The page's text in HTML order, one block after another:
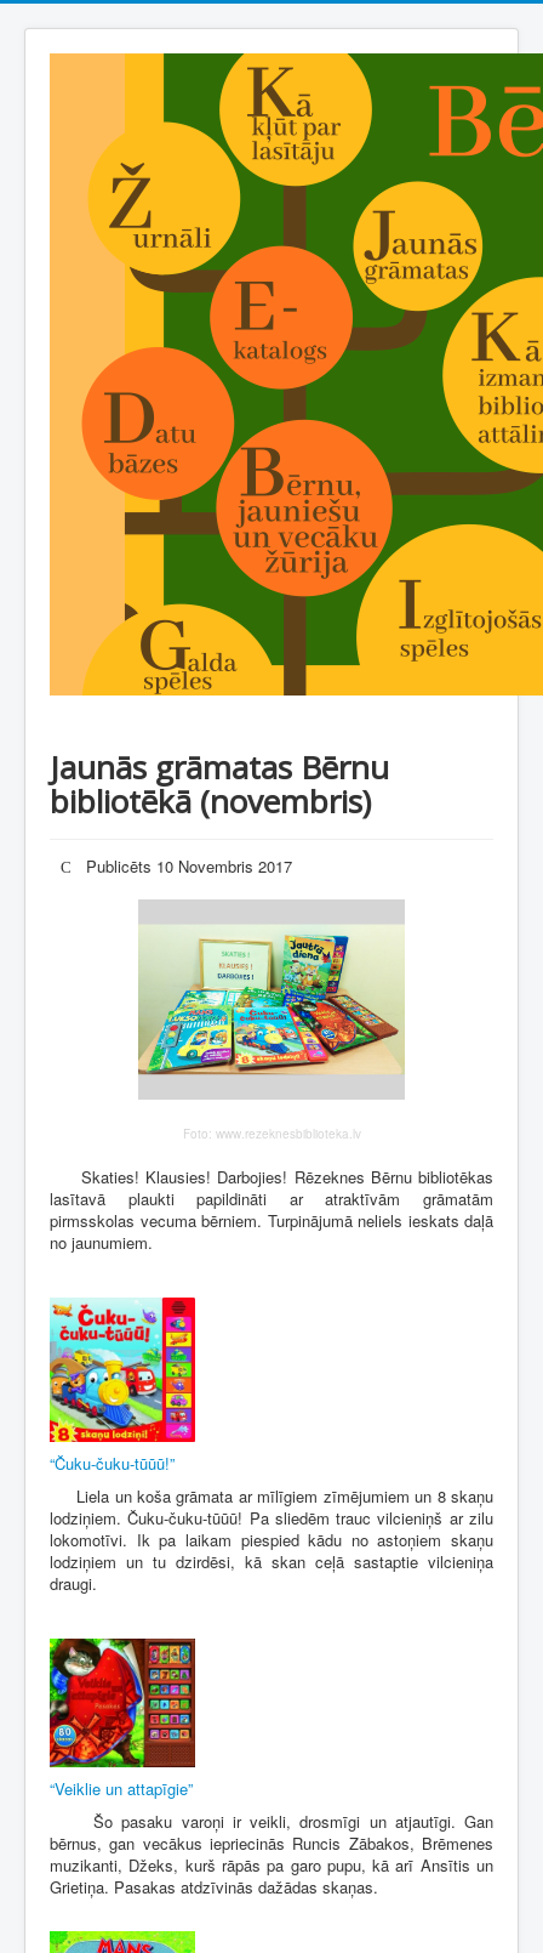
Jaunās grāmatas Bērnu
bibliotēkā (novembris)
Publicēts 10 Novembris 2017
Foto: www.rezeknesbiblioteka.lv
Skaties! Klausies! Darbojies! Rēzeknes Bērnu bibliotēkas
lasītavā plaukti papildināti ar atraktīvām grāmatām
pirmsskolas vecuma bērniem. Turpinājumā neliels ieskats daļā
no jaunumiem.
“Čuku-čuku-tūūū!”
Liela un koša grāmata ar mīlīgiem zīmējumiem un 8 skaņu
lodziņiem. Čuku-čuku-tūūū! Pa sliedēm trauc vilcieniņš ar zilu
lokomotīvi. Ik pa laikam piespied kādu no astoņiem skaņu
lodziņiem un tu dzirdēsi, kā skan ceļā sastaptie vilcieniņa
draugi.
“Veiklie un attapīgie”
Šo pasaku varoņi ir veikli, drosmīgi un atjautīgi. Gan
bērnus, gan vecākus iepriecinās Runcis Zābakos, Brēmenes
muzikanti, Džeks, kurš rāpās pa garo pupu, kā arī Ansītis un
Grietiņa. Pasakas atdzīvinās dažādas skaņas.